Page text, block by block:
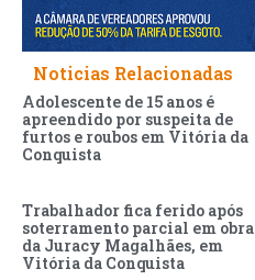
Noticias Relacionadas
Adolescente de 15 anos é
apreendido por suspeita de
furtos e roubos em Vitória da
Conquista
Trabalhador fica ferido após
soterramento parcial em obra
da Juracy Magalhães, em
Vitória da Conquista